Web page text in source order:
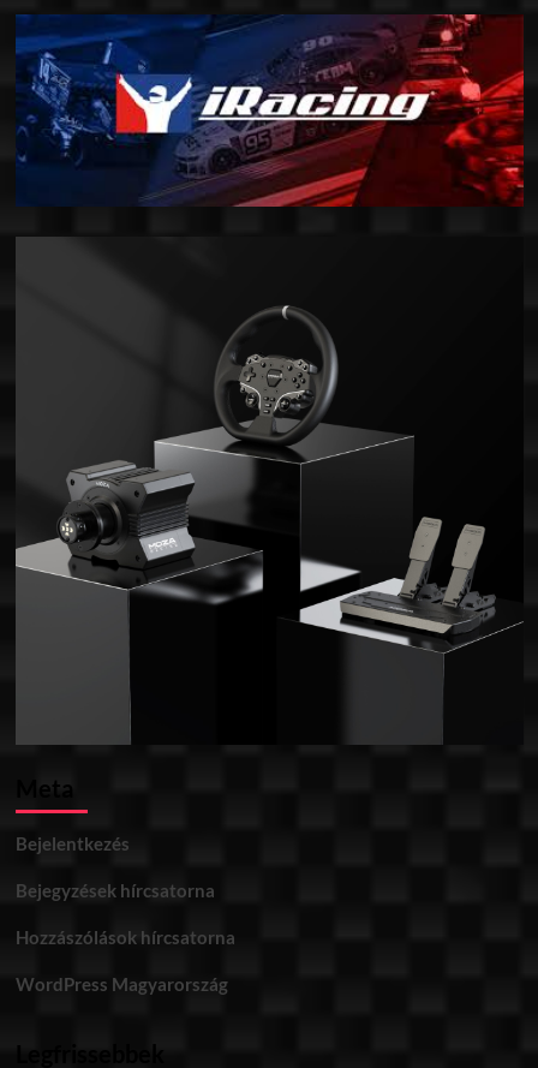
Meta
Bejelentkezés
Bejegyzések hírcsatorna
Hozzászólások hírcsatorna
WordPress Magyarország